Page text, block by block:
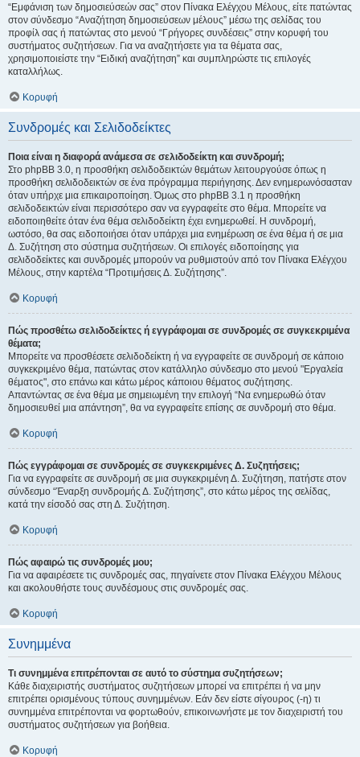
“Εμφάνιση των δημοσιεύσεών σας” στον Πίνακα Ελέγχου Μέλους, είτε πατώντας
στον σύνδεσμο “Αναζήτηση δημοσιεύσεων μέλους” μέσω της σελίδας του
προφίλ σας ή πατώντας στο μενού “Γρήγορες συνδέσεις” στην κορυφή του
συστήματος συζητήσεων. Για να αναζητήσετε για τα θέματα σας,
χρησιμοποιείστε την “Ειδική αναζήτηση” και συμπληρώστε τις επιλογές
καταλλήλως.
Κορυφή
Συνδρομές και Σελιδοδείκτες
Ποια είναι η διαφορά ανάμεσα σε σελιδοδείκτη και συνδρομή;
Στο phpBB 3.0, η προσθήκη σελιδοδεικτών θεμάτων λειτουργούσε όπως η
προσθήκη σελιδοδεικτών σε ένα πρόγραμμα περιήγησης. Δεν ενημερωνόσασταν
όταν υπήρχε μια επικαιροποίηση. Όμως στο phpBB 3.1 η προσθήκη
σελιδοδεικτών είναι περισσότερο σαν να εγγραφείτε στο θέμα. Μπορείτε να
ειδοποιηθείτε όταν ένα θέμα σελιδοδείκτη έχει ενημερωθεί. Η συνδρομή,
ωστόσο, θα σας ειδοποιήσει όταν υπάρχει μια ενημέρωση σε ένα θέμα ή σε μια
Δ. Συζήτηση στο σύστημα συζητήσεων. Οι επιλογές ειδοποίησης για
σελιδοδείκτες και συνδρομές μπορούν να ρυθμιστούν από τον Πίνακα Ελέγχου
Μέλους, στην καρτέλα “Προτιμήσεις Δ. Συζήτησης”.
Κορυφή
Πώς προσθέτω σελιδοδείκτες ή εγγράφομαι σε συνδρομές σε συγκεκριμένα
θέματα;
Μπορείτε να προσθέσετε σελιδοδείκτη ή να εγγραφείτε σε συνδρομή σε κάποιο
συγκεκριμένο θέμα, πατώντας στον κατάλληλο σύνδεσμο στο μενού "Εργαλεία
θέματος", στο επάνω και κάτω μέρος κάποιου θέματος συζήτησης.
Απαντώντας σε ένα θέμα με σημειωμένη την επιλογή “Να ενημερωθώ όταν
δημοσιευθεί μια απάντηση”, θα να εγγραφείτε επίσης σε συνδρομή στο θέμα.
Κορυφή
Πώς εγγράφομαι σε συνδρομές σε συγκεκριμένες Δ. Συζητήσεις;
Για να εγγραφείτε σε συνδρομή σε μια συγκεκριμένη Δ. Συζήτηση, πατήστε στον
σύνδεσμο “Έναρξη συνδρομής Δ. Συζήτησης”, στο κάτω μέρος της σελίδας,
κατά την είσοδό σας στη Δ. Συζήτηση.
Κορυφή
Πώς αφαιρώ τις συνδρομές μου;
Για να αφαιρέσετε τις συνδρομές σας, πηγαίνετε στον Πίνακα Ελέγχου Μέλους
και ακολουθήστε τους συνδέσμους στις συνδρομές σας.
Κορυφή
Συνημμένα
Τι συνημμένα επιτρέπονται σε αυτό το σύστημα συζητήσεων;
Κάθε διαχειριστής συστήματος συζητήσεων μπορεί να επιτρέπει ή να μην
επιτρέπει ορισμένους τύπους συνημμένων. Εάν δεν είστε σίγουρος (-η) τι
συνημμένα επιτρέπονται να φορτωθούν, επικοινωνήστε με τον διαχειριστή του
συστήματος συζητήσεων για βοήθεια.
Κορυφή